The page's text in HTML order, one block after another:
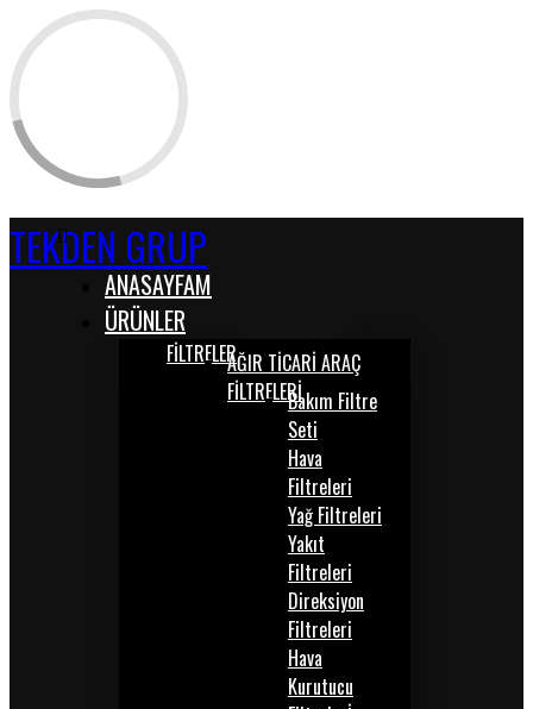
TEKDEN GRUP
ANASAYFAM
ÜRÜNLER
FİLTRELERAĞIR TİCARİ ARAÇ
FİLTRELERİBakım Filtre
Seti
Hava
Filtreleri
Yağ Filtreleri
Yakıt
Filtreleri
Direksiyon
Filtreleri
Hava
Kurutucu